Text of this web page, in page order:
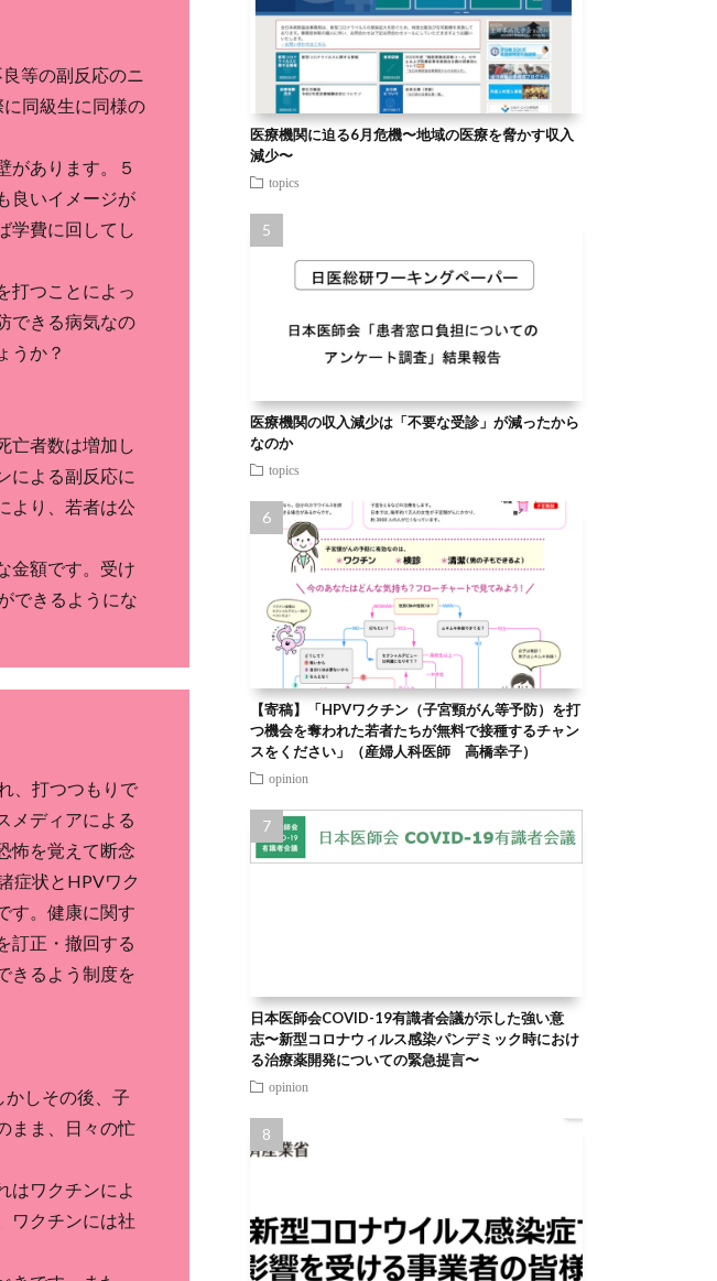
等の副反応のニ
同級生に同様の
があります。５
良いイメージが
学費に回してし
打つことによっ
できる病気なの
うか？
亡者数は増加し
による副反応に
より、若者は公
金額です。受け
できるようにな
、打つつもりで
メディアによる
怖を覚えて断念
症状とHPVワク
す。健康に関す
訂正・撤回する
きるよう制度を
しその後、子
まま、日々の忙
はワクチンによ
ワクチンには社
医療機関に迫る6月危機〜地域の医療を脅かす収入
減少〜
topics
医療機関の収入減少は「不要な受診」が減ったから
なのか
topics
【寄稿】「HPVワクチン（子宮頸がん等予防）を打
つ機会を奪われた若者たちが無料で接種するチャン
スをください」（産婦人科医師 高橋幸子）
opinion
日本医師会COVID-19有識者会議が示した強い意
志〜新型コロナウィルス感染パンデミック時におけ
る治療薬開発についての緊急提言〜
opinion